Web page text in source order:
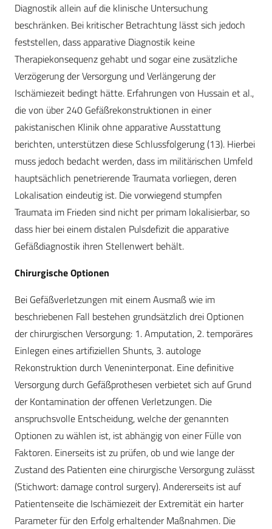
Diagnostik allein auf die klinische Untersuchung
beschränken. Bei kritischer Betrachtung lässt sich jedoch
feststellen, dass apparative Diagnostik keine
Therapiekonsequenz gehabt und sogar eine zusätzliche
Verzögerung der Versorgung und Verlängerung der
Ischämiezeit bedingt hätte. Erfahrungen von Hussain et al.,
die von über 240 Gefäßrekonstruktionen in einer
pakistanischen Klinik ohne apparative Ausstattung
berichten, unterstützen diese Schlussfolgerung (13). Hierbei
muss jedoch bedacht werden, dass im militärischen Umfeld
hauptsächlich penetrierende Traumata vorliegen, deren
Lokalisation eindeutig ist. Die vorwiegend stumpfen
Traumata im Frieden sind nicht per primam lokalisierbar, so
dass hier bei einem distalen Pulsdefizit die apparative
Gefäßdiagnostik ihren Stellenwert behält.
Chirurgische Optionen
Bei Gefäßverletzungen mit einem Ausmaß wie im
beschriebenen Fall bestehen grundsätzlich drei Optionen
der chirurgischen Versorgung: 1. Amputation, 2. temporäres
Einlegen eines artifiziellen Shunts, 3. autologe
Rekonstruktion durch Veneninterponat. Eine definitive
Versorgung durch Gefäßprothesen verbietet sich auf Grund
der Kontamination der offenen Verletzungen. Die
anspruchsvolle Entscheidung, welche der genannten
Optionen zu wählen ist, ist abhängig von einer Fülle von
Faktoren. Einerseits ist zu prüfen, ob und wie lange der
Zustand des Patienten eine chirurgische Versorgung zulässt
(Stichwort: damage control surgery). Andererseits ist auf
Patientenseite die Ischämiezeit der Extremität ein harter
Parameter für den Erfolg erhaltender Maßnahmen. Die